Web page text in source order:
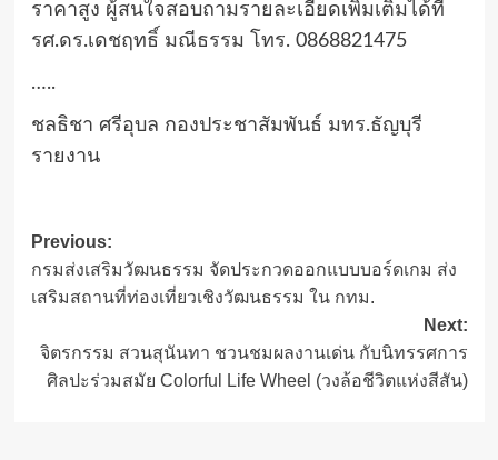
ราคาสูง ผู้สนใจสอบถามรายละเอียดเพิ่มเติมได้ที่
รศ.ดร.เดชฤทธิ์ มณีธรรม โทร. 0868821475
…..
ชลธิชา ศรีอุบล กองประชาสัมพันธ์ มทร.ธัญบุรี
รายงาน
Post
navigation
Previous:
กรมส่งเสริมวัฒนธรรม จัดประกวดออกแบบบอร์ดเกม ส่ง
เสริมสถานที่ท่องเที่ยวเชิงวัฒนธรรม ใน กทม.
Next:
จิตรกรรม สวนสุนันทา ชวนชมผลงานเด่น กับนิทรรศการ
ศิลปะร่วมสมัย Colorful Life Wheel (วงล้อชีวิตแห่งสีสัน)